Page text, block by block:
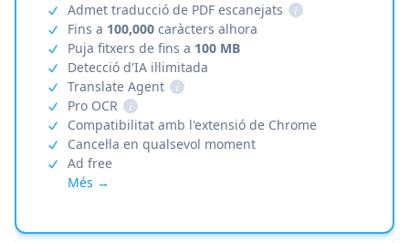
Admet traducció de PDF escanejats
i
Fins a 100,000 caràcters alhora
Puja fitxers de fins a 100 MB
Detecció d'IA il·limitada
Translate Agent
i
Pro OCR
i
Compatibilitat amb l'extensió de Chrome
Cancel·la en qualsevol moment
Ad free
Més →